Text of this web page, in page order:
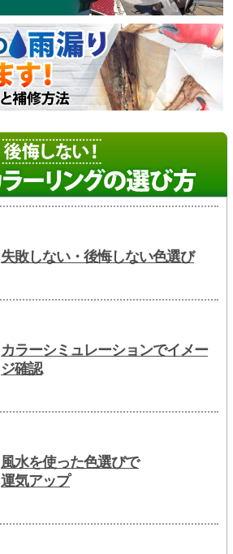
失敗しない・後悔しない色選び
カラーシミュレーションでイメー
ジ確認
風水を使った色選びで
運気アップ